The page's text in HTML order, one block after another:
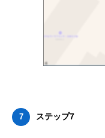
7 ステップ7